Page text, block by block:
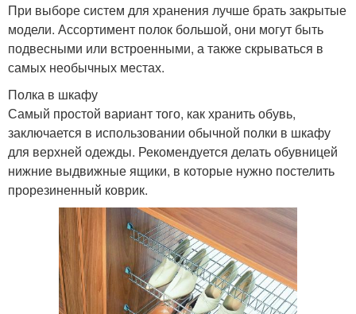
При выборе систем для хранения лучше брать закрытые
модели. Ассортимент полок большой, они могут быть
подвесными или встроенными, а также скрываться в
самых необычных местах.
Полка в шкафу
Самый простой вариант того, как хранить обувь,
заключается в использовании обычной полки в шкафу
для верхней одежды. Рекомендуется делать обувницей
нижние выдвижные ящики, в которые нужно постелить
прорезиненный коврик.